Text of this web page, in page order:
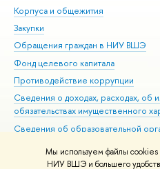
Мы используем файлы cookies
НИУ ВШЭ и большего
Корпуса и общежития
Закупки
Обращения граждан в НИУ ВШЭ
Фонд целевого капитала
Противодействие коррупции
Сведения о доходах, расходах, об
обязательствах имущественного
Сведения об образовательной
Людям с ограниченными
Единая платежная страница